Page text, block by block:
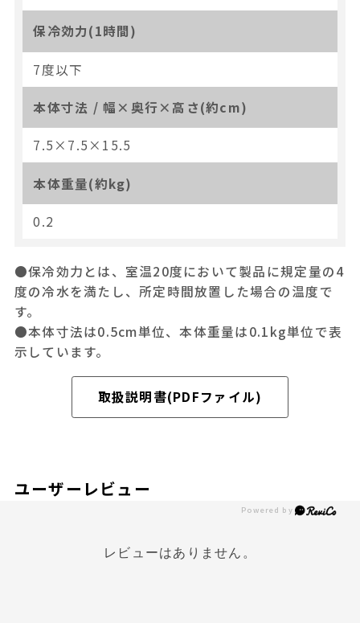
保冷効力(1時間)
7度以下
本体寸法 / 幅×奥行×高さ(約cm)
7.5×7.5×15.5
本体重量(約kg)
0.2
●保冷効力とは、室温20度において製品に規定量の4
度の冷水を満たし、所定時間放置した場合の温度で
す。
●本体寸法は0.5cm単位、本体重量は0.1kg単位で表
示しています。
取扱説明書(PDFファイル)
ユーザーレビュー
レビューはありません。